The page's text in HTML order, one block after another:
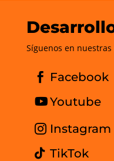
Síguenos en nuestras
Facebook
Youtube
Instagram
TikTok